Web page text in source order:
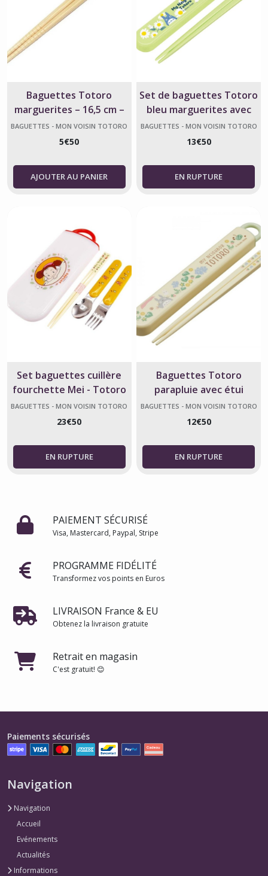
Baguettes Totoro
marguerites – 16,5 cm –
Studio Ghibli
BAGUETTES - MON VOISIN TOTORO
5€50
AJOUTER AU PANIER
Set de baguettes Totoro
bleu marguerites avec
étui coulissant – Studio
Ghibli
BAGUETTES - MON VOISIN TOTORO
13€50
Set baguettes cuillère
fourchette Mei - Totoro
officiel
BAGUETTES - MON VOISIN TOTORO
23€50
Baguettes Totoro
parapluie avec étui
coulissant – Studio Ghibli
BAGUETTES - MON VOISIN TOTORO
12€50
PAIEMENT SÉCURISÉ
Visa, Mastercard, Paypal, Stripe
PROGRAMME FIDÉLITÉ
Transformez vos points en Euros
LIVRAISON France & EU
Obtenez la livraison gratuite
Retrait en magasin
C'est gratuit! 😊
Paiements sécurisés
Navigation
Navigation
Accueil
Evénements
Actualités
Informations